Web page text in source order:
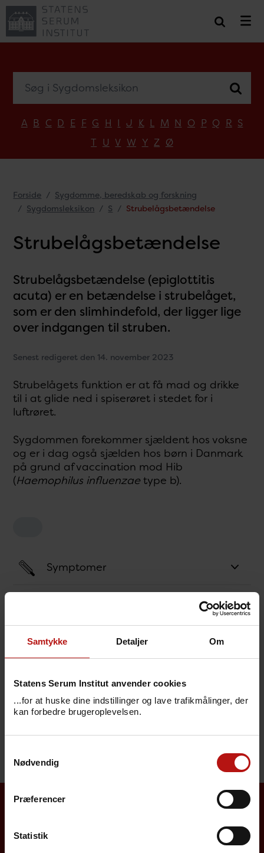
Samtykke Detaljer Om
Statens Serum Institut anvender cookies
...for at huske dine indstillinger og lave trafikmålinger, der
kan forbedre brugeroplevelsen.
Nødvendig
Præferencer
Statistik
A B C D E F G H I J K L M N O P Q R S
T U V W Y Z Ø
Forside
Sygdomme, beredskab og forskning
Sygdomsleksikon
S Strubelågsbetændelse
Strubelågsbetændelse
Strubelågsbetændelse (epiglottitis
acuta) er en betændelse i strubelåget,
som er den slimhindefold, der ligger lige
over indgangen til struben.
Senest redigeret den 14. november 2023
Strubelågets funktion er at få mad og drikke
til i at glide ned i spiserøret i stedet for i
luftrøret.
Sygdommen forekommer sjældent hos voksne
og er i dag også sjælden hos børn i Danmark
på grund af vaccination mod Hib
(Haemophilus influenzae type b).
Symptomer
Smitteveje
Behandling
Særligt for sundhedsfagligt personale